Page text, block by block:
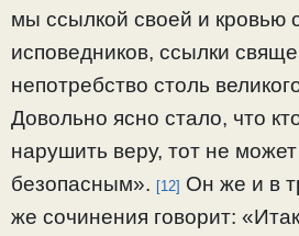
мы ссылкой своей и кровью
исповедников, ссылки
непотребство столь
Довольно ясно стало, что
нарушить веру, тот не
безопасным». [12] Он же и в
же сочинения говорит: